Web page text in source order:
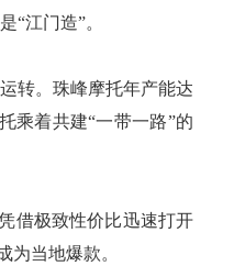
“江门造”。
转。珠峰摩托年产能达
乘着共建“一带一路”的
借极致性价比迅速打开
当地爆款。